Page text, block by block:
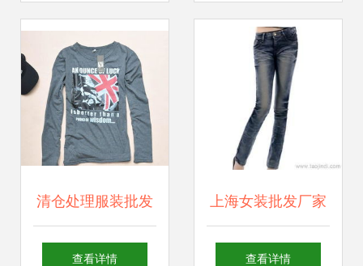
机遇
清仓处理服装批发
指南 男装T恤圆领
查看详情
上海女装批发厂家
直销 源头直供，一
查看详情